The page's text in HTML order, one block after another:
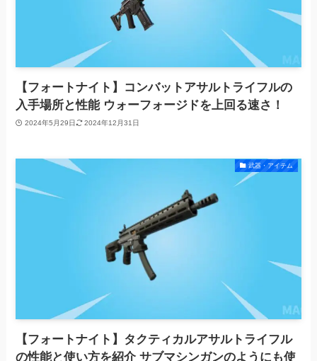
【フォートナイト】コンバットアサルトライフルの
入手場所と性能 ウォーフォージドを上回る速さ！
2024年5月29日 2024年12月31日
武器・アイテム
【フォートナイト】タクティカルアサルトライフル
の性能と使い方を紹介 サブマシンガンのようにも使